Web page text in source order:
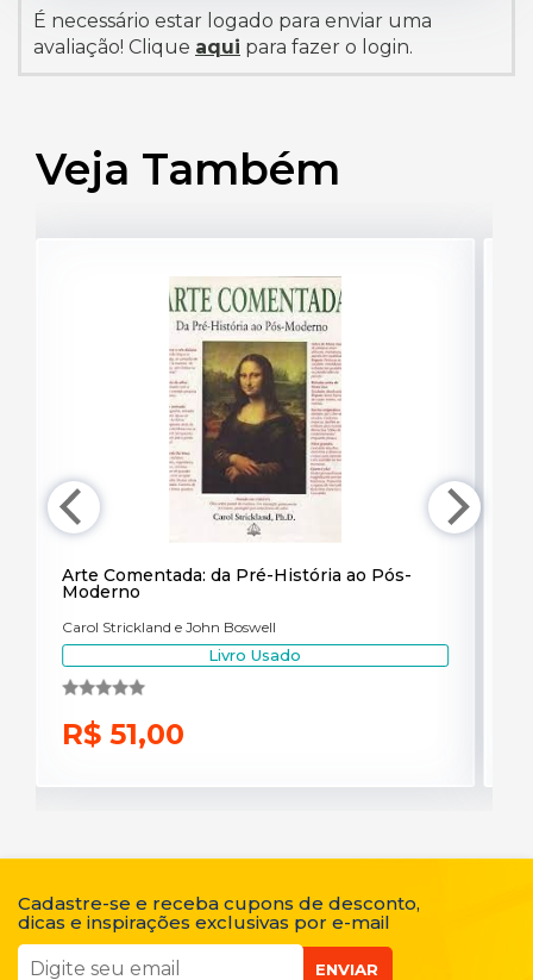
É necessário estar logado para enviar uma
avaliação! Clique aqui para fazer o login.
Veja Também
Arte Comentada: da Pré-História ao Pós-
Moderno
Carol Strickland e John Boswell
Livro Usado
R$ 51,00
Cadastre-se e receba cupons de desconto,
dicas e inspirações exclusivas por e-mail
ENVIAR